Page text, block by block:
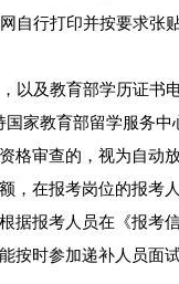
自行打印并按要求张
以及教育部学历证
家教育部留学服务中
格审查的，视为自动放
，在报考岗位的报考
据报考人员在《报考
按时参加递补人员面